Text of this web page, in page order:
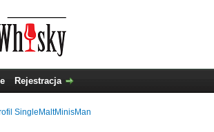
Rejestracja
SingleMaltMinisMan